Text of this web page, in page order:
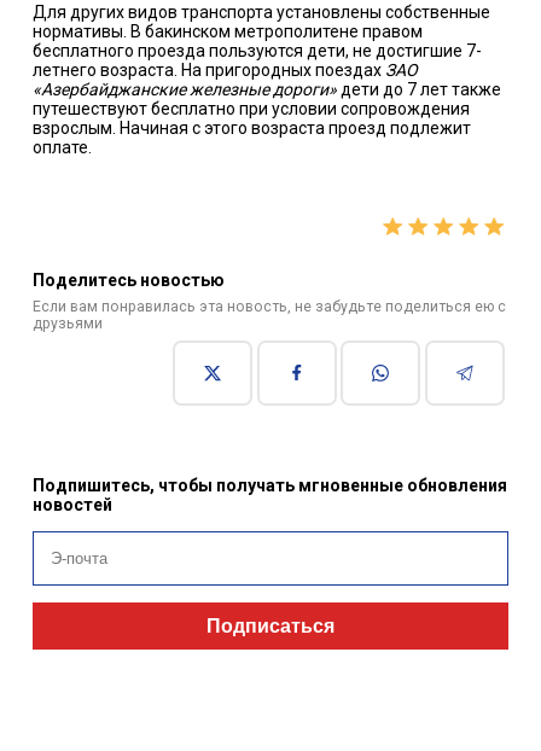
Для других видов транспорта установлены собственные
нормативы. В бакинском метрополитене правом
бесплатного проезда пользуются дети, не достигшие 7-
летнего возраста. На пригородных поездах ЗАО
«Азербайджанские железные дороги»дети до 7 лет также
путешествуют бесплатно при условии сопровождения
взрослым. Начиная с этого возраста проезд подлежит
оплате.
Поделитесь новостью
Если вам понравилась эта новость, не забудьте поделиться ею с
друзьями
Подпишитесь, чтобы получать мгновенные обновления
новостей
Подписаться